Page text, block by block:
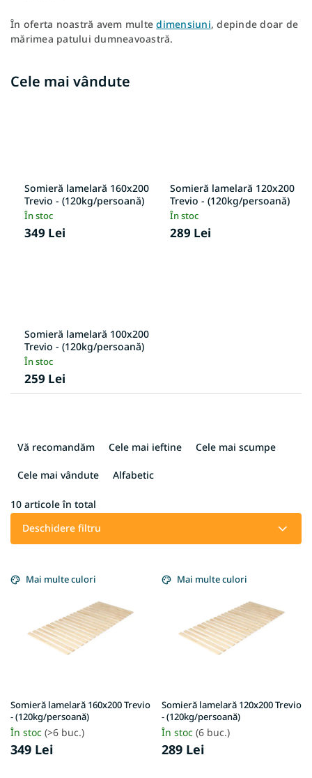
În oferta noastră avem multedimensiuni, depinde doar de
mărimea patului dumneavoastră.
Cele mai vândute
Somieră lamelară 160x200
Trevio - (120kg/persoană)
În stoc
349 Lei
Somieră lamelară 120x200
Trevio - (120kg/persoană)
În stoc
289 Lei
Somieră lamelară 100x200
Trevio - (120kg/persoană)
În stoc
259 Lei
e
e
t
p
u
i
Vă recomandăm Cele mai ieftine Cele mai scumpe
Cele mai vândute Alfabetic
10 articole în total
Deschidere filtru
i
u
s
e
Mai multe culori
Somieră lamelară 160x200 Trevio
- (120kg/persoană)
În stoc (>6 buc.)
349 Lei
Mai multe culori
Somieră lamelară 120x200 Trevio
- (120kg/persoană)
În stoc (6 buc.)
289 Lei